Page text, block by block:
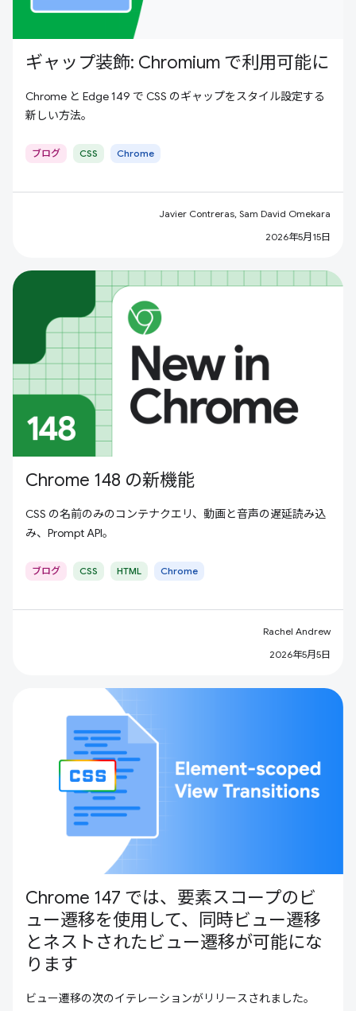
ギャップ装飾: Chromium で利用可能に
Chrome と Edge 149 で CSS のギャップをスタイル設定する
新しい方法。
ブログ CSS Chrome
Javier Contreras, Sam David Omekara
2026年5月15日
Chrome 148 の新機能
CSS の名前のみのコンテナクエリ、動画と音声の遅延読み込
み、Prompt API。
ブログ CSS HTML Chrome
Rachel Andrew
2026年5月5日
Chrome 147 では、要素スコープのビ
ュー遷移を使用して、同時ビュー遷移
とネストされたビュー遷移が可能にな
ります
ビュー遷移の次のイテレーションがリリースされました。